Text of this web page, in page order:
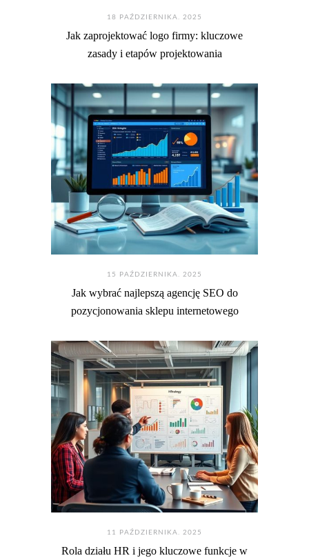
18 PAŹDZIERNIKA. 2025
Jak zaprojektować logo firmy: kluczowe
zasady i etapów projektowania
15 PAŹDZIERNIKA. 2025
Jak wybrać najlepszą agencję SEO do
pozycjonowania sklepu internetowego
11 PAŹDZIERNIKA. 2025
Rola działu HR i jego kluczowe funkcje w